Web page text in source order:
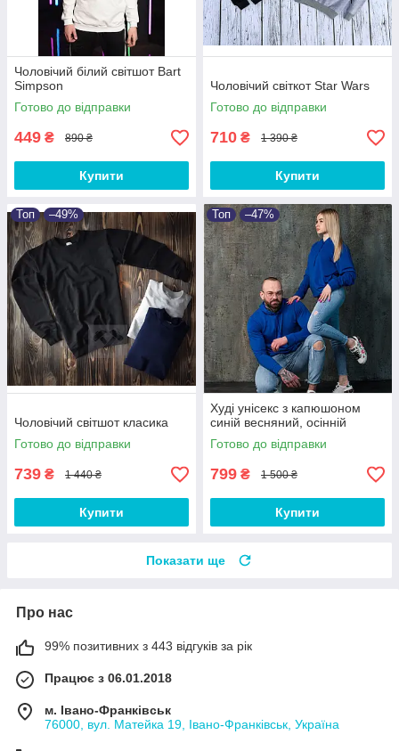
Чоловічий білий світшот Bart
Simpson
Готово до відправки
449 ₴ 890 ₴
Купити
Чоловічий світкот Star Wars
Готово до відправки
710 ₴ 1 390 ₴
Купити
Топ –49%
Чоловічий світшот класика
Готово до відправки
739 ₴ 1 440 ₴
Купити
Топ –47%
Худі унісекс з капюшоном
синій весняний, осінній
Готово до відправки
799 ₴ 1 500 ₴
Купити
Показати ще
Про нас
99% позитивних з 443 відгуків за рік
Працює з 06.01.2018
м. Івано-Франківськ
76000, вул. Матейка 19, Івано-Франківськ, Україна